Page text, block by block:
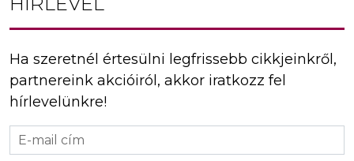
Ha szeretnél értesülni legfrissebb cikkjeinkről,
partnereink akcióiról, akkor iratkozz fel
hírlevelünkre!